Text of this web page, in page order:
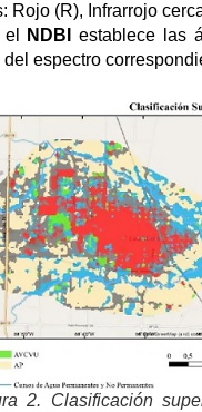
Rojo (R), Infrarrojo
el NDBI
establece las
espectro
2. Clasificación